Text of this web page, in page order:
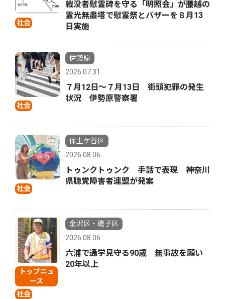
社会
戦没者慰霊碑を守る「明照会」が腰越の
霊光無盡塔で慰霊祭とバザーを８月13
日実施
社会
伊勢原
2026.07.31
７月12日〜７月13日 街頭犯罪の発生
状況 伊勢原警察署
社会
保土ケ谷区
2026.08.06
トゥンクトゥンク 手話で表現 神奈川
県聴覚障害者連盟が発案
トップニュ
ース
社会
金沢区・磯子区
2026.08.06
六浦で通学見守る90歳 無事故を願い
20年以上